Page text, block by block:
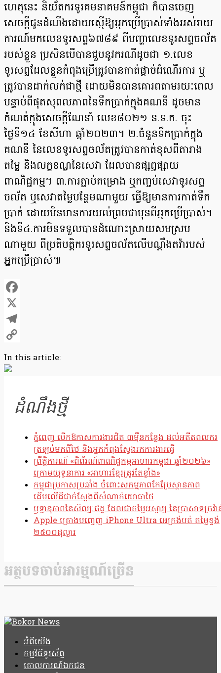
ហេតុនេះ និយ័តករទូរគមនាគមន៍កម្ពុជា ក៏បានចេញ
សេចក្តីជូនដំណឹងដោយស្នើឱ្យអ្នកប្រើប្រាស់ទាំងអស់រាយ
ការណ៍មកលេខទូរសព្ទ៦៧៨៩ ពីបញ្ហាលេខទូរសព្ទចល័ត
របស់ខ្លួន ប្រសិនបើបានជួបនូវករណីដូចជា ១.លេខ
ទូរសព្ទដែលខ្លួនកំពុងប្រើត្រូវបានកាត់ផ្ដាច់ដំណើរការ ឬ
ត្រូវបានដាក់លក់ជាថ្មី ដោយមិនបានគោរពតាមរយៈពេល
បន្ទាប់ពីផុតសុពលភាពនៃទឹកប្រាក់ក្នុងគណនី ដូចមាន
កំណត់ក្នុងសេចក្តីណែនាំ លេខ៨០២១ ន.ទ.ក. ចុះ
ថ្ងៃទី១៤ ខែសីហា ឆ្នាំ២០២៣។ ២.ចំនួនទឹកប្រាក់ក្នុង
គណនី នៃលេខទូរសព្ទចល័តត្រូវបានកាត់ខុសពីតារាង
តម្លៃ និងលក្ខខណ្ឌនៃសេវា ដែលបានផ្សព្វផ្សាយ
ពាណិជ្ជកម្ម។ ៣.ការភ្ជាប់គម្រោង ឬកញ្ចប់សេវាទូរសព្ទ
ចល័ត ឬសេវាតម្លៃបន្ថែមណាមួយ ធ្វើឱ្យមានការកាត់ទឹក
ប្រាក់ ដោយមិនមានការយល់ព្រមជាមុនពីអ្នកប្រើប្រាស់។
និងទី៤.ការមិនទទួលបានដំណោះស្រាយសមស្រប
ណាមួយ ពីប្រតិបត្តិករទូរសព្ទចល័តលើបណ្តឹងតវ៉ារបស់
អ្នកប្រើប្រាស់៕
Facebook
X
Telegram
Link
In this article:
ដំណឹងថ្មី
ភ្នំពេញ បើកឱកាសការងារជិត ៣ម៉ឺនកន្លែង ដល់អតីតពលករ
ត្រឡប់មកពីថៃ និងអ្នកកំពុងស្វែងរកការងារធ្វើ
ព្រឹត្តិការណ៍ «ពិព័រណ៍ពាណិជ្ជកម្មអាហារកម្ពុជា ឆ្នាំ២០២៦»
ក្រោមយុទ្ធនាការ «អាហារខ្មែរត្រូវតែខ្លាំង»
កម្ពុជាប្រកាសប្រឆាំង ចំពោះសកម្មភាពកែប្រែស្ថានភាព
ដើមលើដីជាក់ស្តែងពីសំណាក់យោធាថៃ
ឫទ្ធានុភាពនៃសិល្បៈឥដ្ឋ ដែលជាតម្លៃអស្ចារ្យ នៃប្រាសាទក្រវ៉
Apple គ្រោងបញ្ចេញ iPhone Ultra អេក្រង់បត់ តម្លៃខ្ទង់
២៥០០ដុល្លារ
អត្ថបទចាប់អារម្មណ៍ច្រើន
អំពីយើង
កម្មវិធីទូរស័ព្ទ
គោលការណ៍ឯកជន